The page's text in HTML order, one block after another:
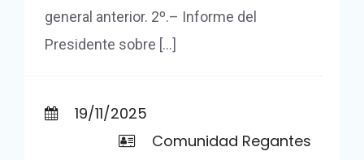
general anterior. 2º.– Informe del
Presidente sobre […]
19/11/2025
Comunidad Regantes